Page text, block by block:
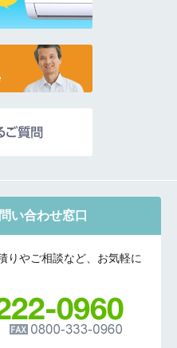
い合わせ窓口
りやご相談など、お気軽に